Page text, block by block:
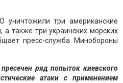
три американские
также три украинских морских
пресс-служба Минобороны
ряд попыток киевского
атаки с применением